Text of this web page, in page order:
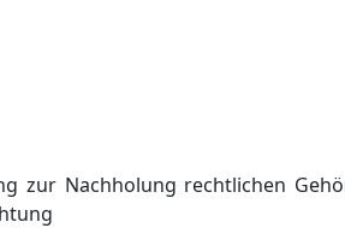
zur Nachholung rechtlichen